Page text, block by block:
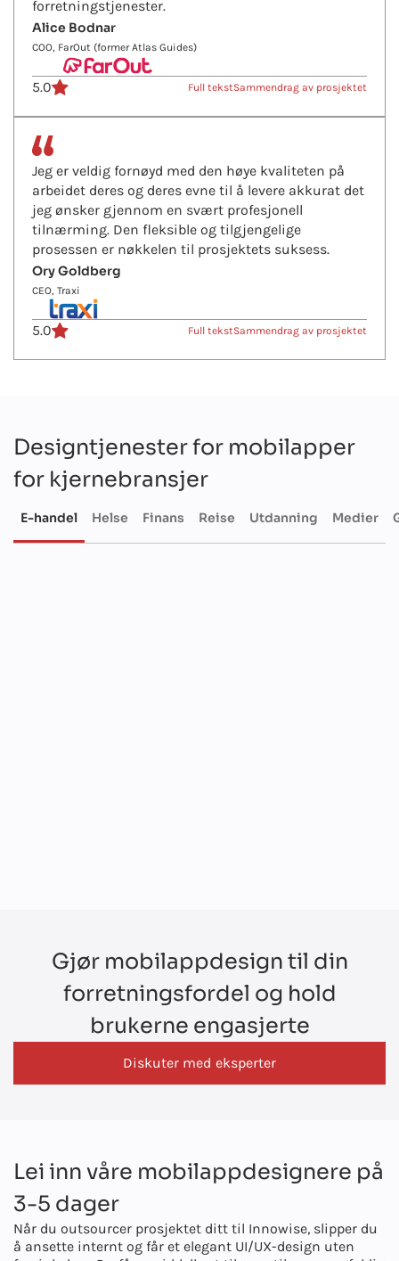
forretningstjenester.
Alice Bodnar
COO, FarOut (former Atlas Guides)
5.0 Full tekstSammendrag av prosjektet
Jeg er veldig fornøyd med den høye kvaliteten på
arbeidet deres og deres evne til å levere akkurat det
jeg ønsker gjennom en svært profesjonell
tilnærming. Den fleksible og tilgjengelige
prosessen er nøkkelen til prosjektets suksess.
Ory Goldberg
CEO, Traxi
5.0 Full tekstSammendrag av prosjektet
Designtjenester for mobilapper
for kjernebransjer
E-handel Helse Finans Reise Utdanning Medier
Gjør mobilappdesign til din
forretningsfordel og hold
brukerne engasjerte
Diskuter med eksperter
Lei inn våre mobilappdesignere på
3-5 dager
Når du outsourcer prosjektet ditt til Innowise, slipper du
å ansette internt og får et elegant UI/UX-design uten